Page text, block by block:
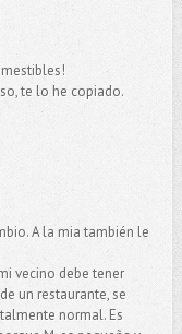
te lo he copiado.
A la mia también le
vecino debe tener
un restaurante, se
normal. Es